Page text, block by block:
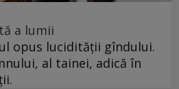
a lumii
opus lucidității gîndului.
al tainei, adică în